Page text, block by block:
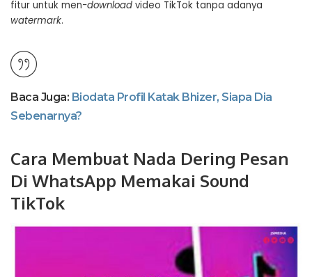
fitur untuk men-download video TikTok tanpa adanya
watermark.
Baca Juga: Biodata Profil Katak Bhizer, Siapa Dia
Sebenarnya?
Cara Membuat Nada Dering Pesan
Di WhatsApp Memakai Sound
TikTok